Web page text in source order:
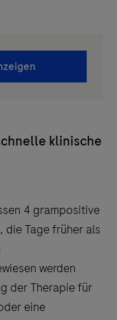
klinische
4 grampositive
die Tage früher als
werden
der Therapie für
eine